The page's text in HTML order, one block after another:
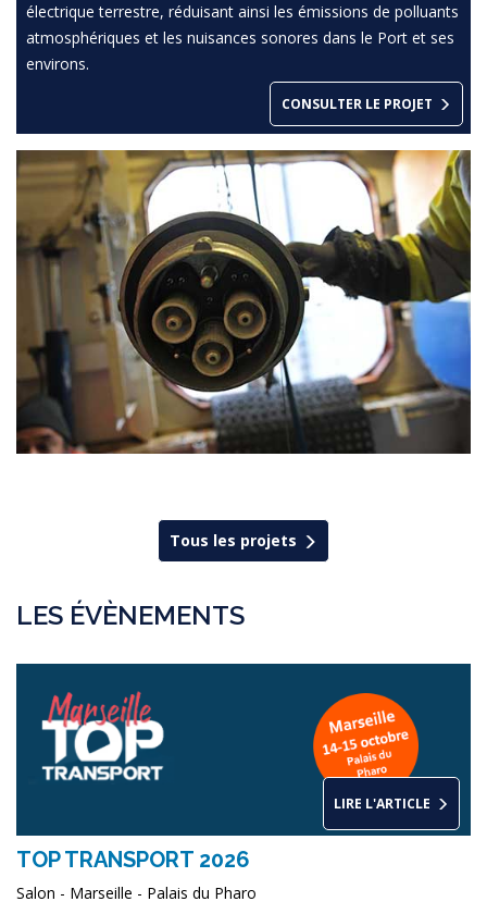
électrique terrestre, réduisant ainsi les émissions de polluants
atmosphériques et les nuisances sonores dans le Port et ses
environs.
CONSULTER LE PROJET
Tous les projets
LES ÉVÈNEMENTS
LIRE L'ARTICLE
TOP TRANSPORT 2026
Salon - Marseille - Palais du Pharo